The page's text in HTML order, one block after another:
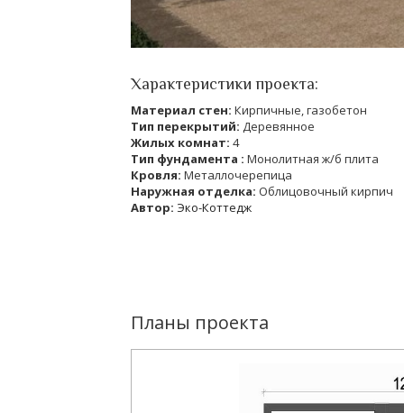
Характеристики проекта:
Материал стен: Кирпичные, газобетон
Тип перекрытий: Деревянное
Жилых комнат: 4
Тип фундамента : Монолитная ж/б плита
Кровля: Металлочерепица
Наружная отделка: Облицовочный кирпич
Автор: Эко-Коттедж
Планы проекта